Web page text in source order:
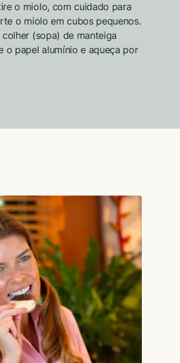
o miolo, com cuidado para
o miolo em cubos pequenos.
(sopa) de manteiga
o papel alumínio e aqueça por